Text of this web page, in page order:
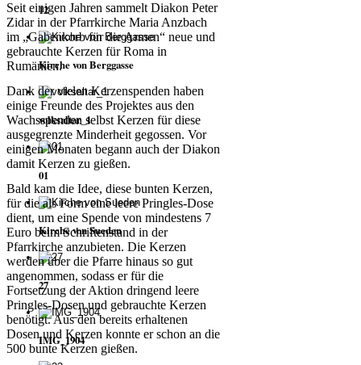
12
Kirche von Berggasse
volksaltar_1
01
Kirche von Sueden
27
IMG_1904
Seit einigen Jahren sammelt Diakon Peter
Zidar in der Pfarrkirche Maria Anzbach
im „Gabenkorb für die Armen“ neue und
gebrauchte Kerzen für Roma in
Rumänien.
Dank der vielen Kerzenspenden haben
einige Freunde des Projektes aus den
Wachsspenden selbst Kerzen für diese
ausgegrenzte Minderheit gegossen. Vor
einigen Monaten begann auch der Diakon
damit Kerzen zu gießen.
Bald kam die Idee, diese bunten Kerzen,
für die als Form eine leere Pringles-Dose
dient, um eine Spende von mindestens 7
Euro beim Schriftenstand in der
Pfarrkirche anzubieten. Die Kerzen
werden über die Pfarre hinaus so gut
angenommen, sodass er für die
Fortsetzung der Aktion dringend leere
Pringles-Dosen und gebrauchte Kerzen
benötigt. Aus den bereits erhaltenen
Dosen und Kerzen konnte er schon an die
500 bunte Kerzen gießen.